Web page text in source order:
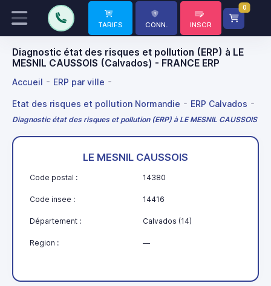
TARIFS CONN. INSCR
0
Diagnostic état des risques et pollution (ERP) à LE
MESNIL CAUSSOIS (Calvados) - FRANCE ERP
Accueil ERP par ville
Etat des risques et pollution Normandie ERP Calvados
Diagnostic état des risques et pollution (ERP) à LE MESNIL CAUSSOIS
LE MESNIL CAUSSOIS
Code postal : 14380
Code insee : 14416
Département : Calvados (14)
Region : —